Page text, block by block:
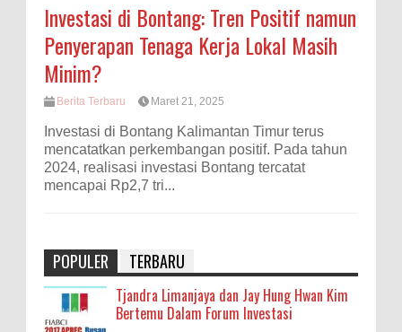
Investasi di Bontang: Tren Positif namun
Penyerapan Tenaga Kerja Lokal Masih
Minim?
Berita Terbaru Maret 21, 2025
Investasi di Bontang Kalimantan Timur terus
mencatatkan perkembangan positif. Pada tahun
2024, realisasi investasi Bontang tercatat
mencapai Rp2,7 tri...
POPULER TERBARU
Tjandra Limanjaya dan Jay Hung Hwan Kim
Bertemu Dalam Forum Investasi